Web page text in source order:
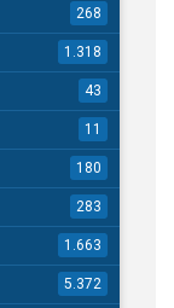
268
1.318
43
11
180
283
1.663
5.372